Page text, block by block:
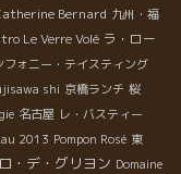
Bernard 九州・福
Le Verre Volé ラ・ロー
フォニー・テイスティング
shi 京橋ランチ 桜
名古屋 レ・バスティー
2013 Pompon Rosé 東
・デ・グリヨン Domaine